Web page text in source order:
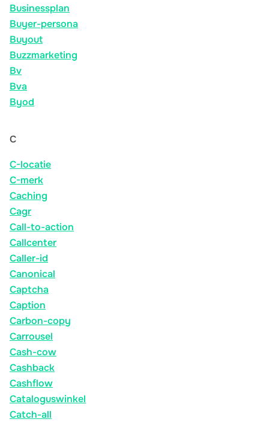
Businessplan
Buyer-persona
Buyout
Buzzmarketing
Bv
Bva
Byod
C
C-locatie
C-merk
Caching
Cagr
Call-to-action
Callcenter
Caller-id
Canonical
Captcha
Caption
Carbon-copy
Carrousel
Cash-cow
Cashback
Cashflow
Cataloguswinkel
Catch-all